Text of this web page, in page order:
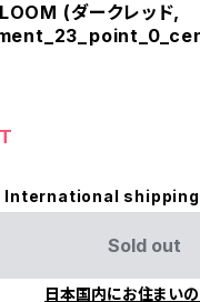
(ダークレッド,
International
Sold out
日本国内にお住まい